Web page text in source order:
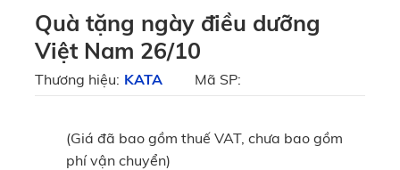
Quà tặng ngày điều dưỡng
Việt Nam 26/10
Thương hiệu: KATA Mã SP:
(Giá đã bao gồm thuế VAT, chưa bao gồm
phí vận chuyển)